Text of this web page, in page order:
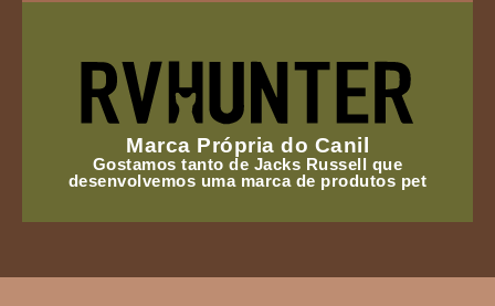
Marca Própria do Canil
Gostamos tanto de Jacks Russell que
desenvolvemos uma marca de produtos pet